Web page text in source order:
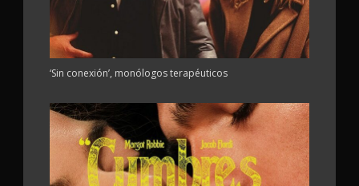
‘Sin conexión’, monólogos terapéuticos